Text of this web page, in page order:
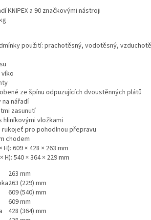
KNIPEX a 90 značkovými nástroji
použití: prachotěsný, vodotěsný,
ze špínu odpuzujících dvoustěnných plátů
na nářadí
zasunutí
hliníkovými vložkami
pro pohodlnou přepravu
chodem
609 × 428 × 263 mm
H): 540 × 364 × 229 mm
263 mm
263 (229) mm
609 (540) mm
609 mm
428 (364) mm